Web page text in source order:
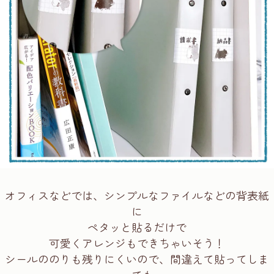
オフィスなどでは、シンプルなファイルなどの背表紙
に
ペタッと貼るだけで
可愛くアレンジもできちゃいそう！
シールののりも残りにくいので、間違えて貼ってしま